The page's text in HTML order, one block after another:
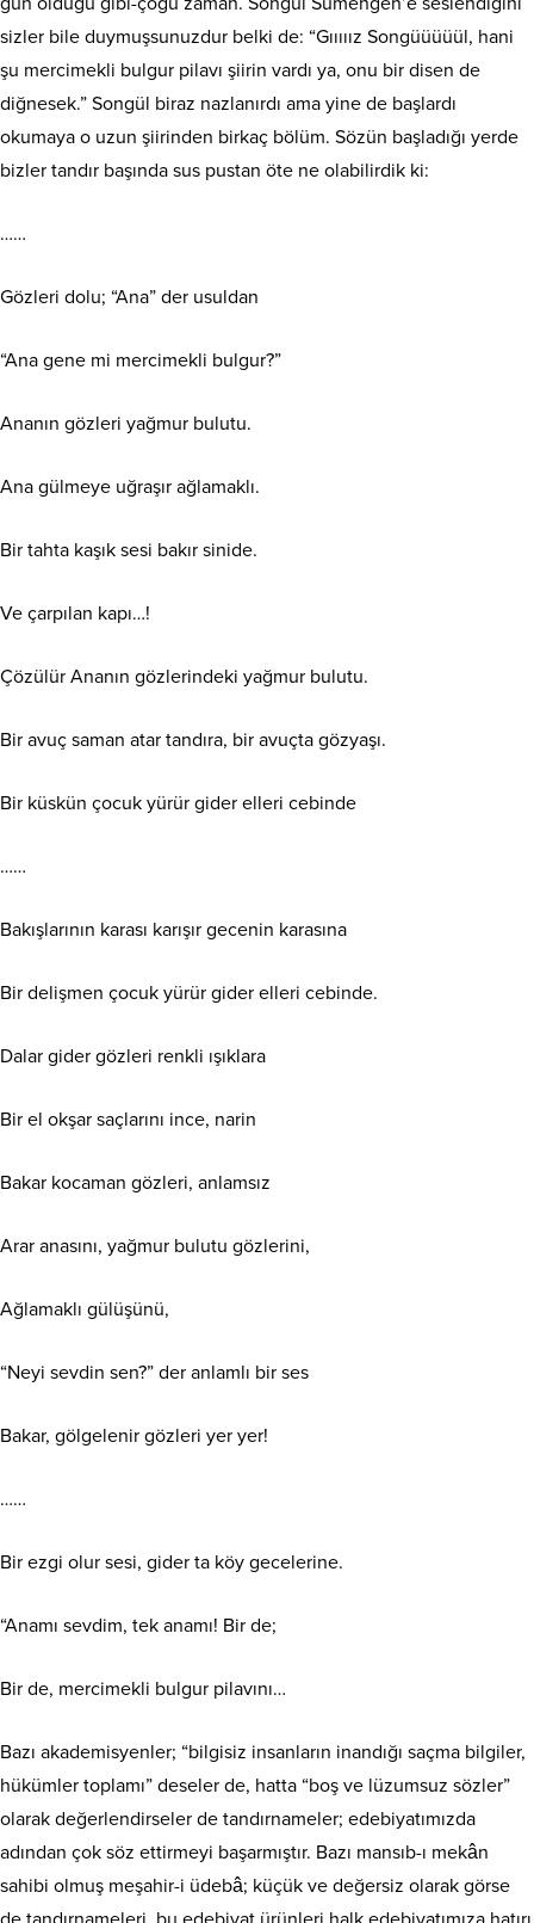
sizler bile duymuşsunuzdur belki de: “Gııııız Songüüüüül, hani
şu mercimekli bulgur pilavı şiirin vardı ya, onu bir disen de
diğnesek.” Songül biraz nazlanırdı ama yine de başlardı
okumaya o uzun şiirinden birkaç bölüm. Sözün başladığı yerde
bizler tandır başında sus pustan öte ne olabilirdik ki:
……
Gözleri dolu; “Ana” der usuldan
“Ana gene mi mercimekli bulgur?”
Ananın gözleri yağmur bulutu.
Ana gülmeye uğraşır ağlamaklı.
Bir tahta kaşık sesi bakır sinide.
Ve çarpılan kapı…!
Çözülür Ananın gözlerindeki yağmur bulutu.
Bir avuç saman atar tandıra, bir avuçta gözyaşı.
Bir küskün çocuk yürür gider elleri cebinde
……
Bakışlarının karası karışır gecenin karasına
Bir delişmen çocuk yürür gider elleri cebinde.
Dalar gider gözleri renkli ışıklara
Bir el okşar saçlarını ince, narin
Bakar kocaman gözleri, anlamsız
Arar anasını, yağmur bulutu gözlerini,
Ağlamaklı gülüşünü,
“Neyi sevdin sen?” der anlamlı bir ses
Bakar, gölgelenir gözleri yer yer!
……
Bir ezgi olur sesi, gider ta köy gecelerine.
“Anamı sevdim, tek anamı! Bir de;
Bir de, mercimekli bulgur pilavını…
Bazı akademisyenler; “bilgisiz insanların inandığı saçma bilgiler,
hükümler toplamı” deseler de, hatta “boş ve lüzumsuz sözler”
olarak değerlendirseler de tandırnameler; edebiyatımızda
adından çok söz ettirmeyi başarmıştır. Bazı mansıb-ı mekân
sahibi olmuş meşahir-i üdebâ; küçük ve değersiz olarak görse